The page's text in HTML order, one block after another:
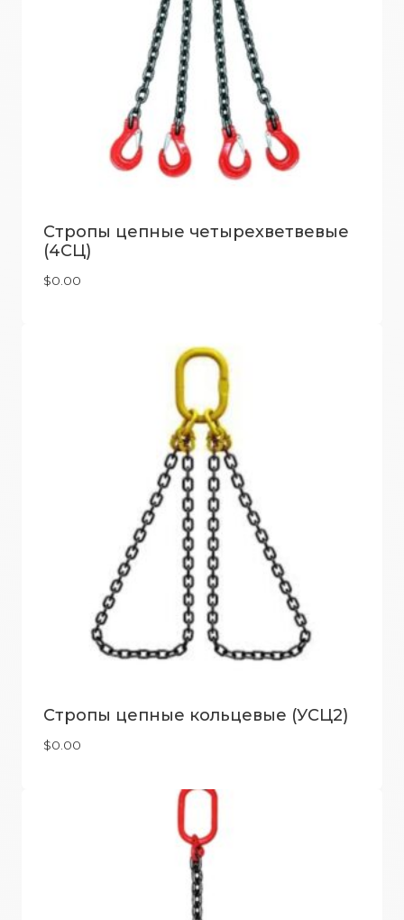
Стропы цепные четырехветвевые
(4СЦ)
$0.00
Стропы цепные кольцевые (УСЦ2)
$0.00